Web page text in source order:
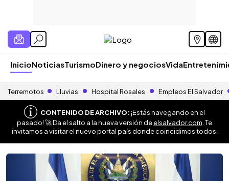
InicioNoticiasTurismoDinero y negociosVida
Terremotos Lluvias Hospital Rosales Empleos El Salvador
CONTENIDO DE ARCHIVO:¡Estás navegando en el
pasado! 🚀 Da el salto a la nueva versión deelsalvador.com . Te
invitamos a visitar el nuevo portal país donde coincidimos todos.